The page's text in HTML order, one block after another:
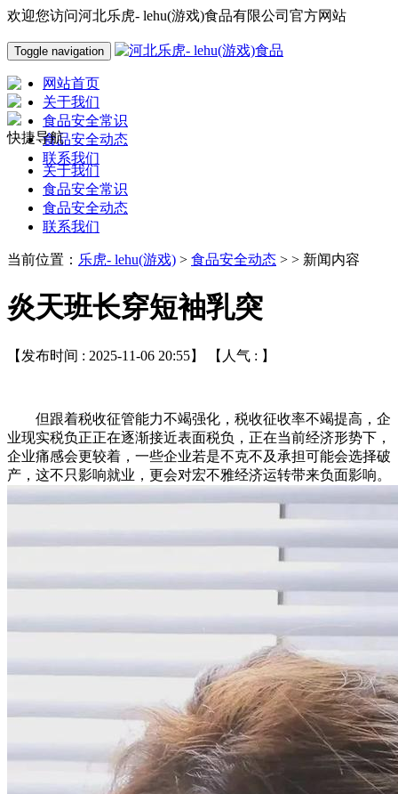
欢迎您访问河北乐虎- lehu(游戏)食品有限公司官方网站
Toggle navigation
网站首页
关于我们
食品安全常识
食品安全动态
联系我们
快捷导航
关于我们
食品安全常识
食品安全动态
联系我们
当前位置： 乐虎- lehu(游戏) > 食品安全动态 > > 新闻内容
炎天班长穿短袖乳突
【发布时间 : 2025-11-06 20:55】 【人气 : 】
但跟着税收征管能力不竭强化，税收征收率不竭提高，企
业现实税负正正在逐渐接近表面税负，正在当前经济形势下，
企业痛感会更较着，一些企业若是不克不及承担可能会选择破
产，这不只影响就业，更会对宏不雅经济运转带来负面影响。